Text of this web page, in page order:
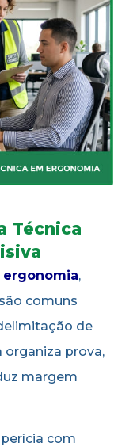
Técnica
ergonomia,
comuns
de
organiza prova,
margem
com